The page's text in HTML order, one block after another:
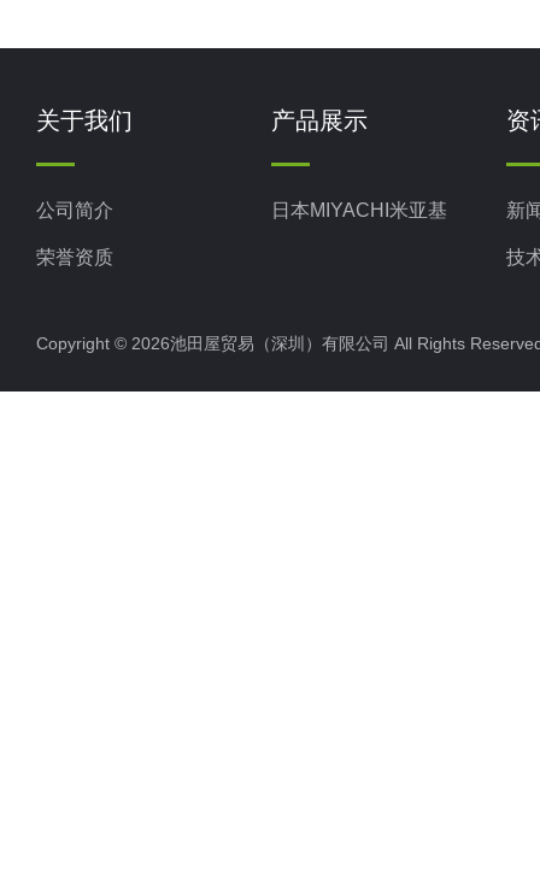
关于我们
公司简介
荣誉资质
产品展示
日本MIYACHI米亚基
资
新
技
Copyright © 2026池田屋贸易（深圳）有限公司 All Rights